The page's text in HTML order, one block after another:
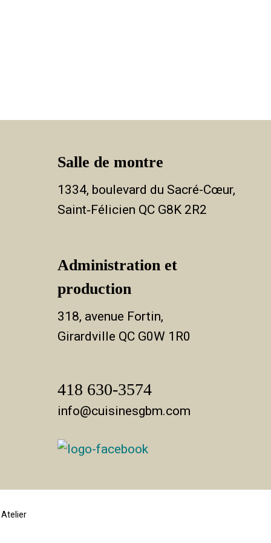
Salle de montre
1334, boulevard du Sacré-Cœur,
Saint‑Félicien QC G8K 2R2
Administration et
production
318, avenue Fortin,
Girardville QC G0W 1R0
418 630-3574
info@cuisinesgbm.com
Atelier